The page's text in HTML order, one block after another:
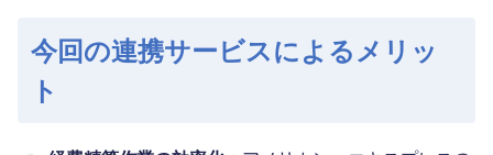
今回の連携サービスによるメリッ
ト